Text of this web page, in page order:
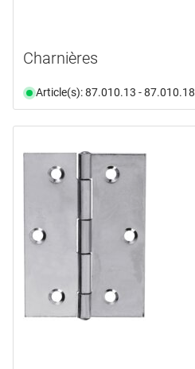
Charnières
Article(s): 87.010.13 - 87.010.18